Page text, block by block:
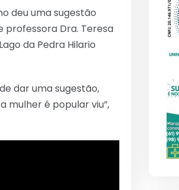
deu uma sugestão
professora Dra. Teresa
da Pedra Hilario
dar uma sugestão,
mulher é popular viu”,